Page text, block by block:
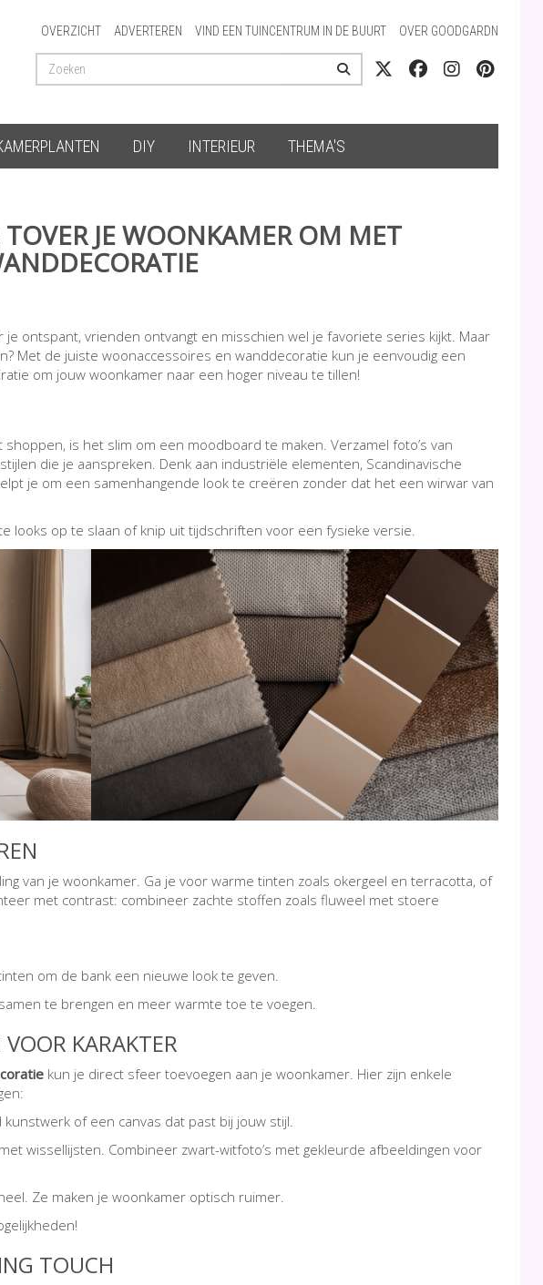
OVERZICHT ADVERTEREN VIND EEN TUINCENTRUM IN DE BUURT OVER GOODGARDN
DIY INTERIEUR THEMA'S
JE WOONKAMER OM MET
ontspant, vrienden ontvangt en misschien wel je favoriete series kijkt. Maar
Met de juiste woonaccessoires en wanddecoratie kun je eenvoudig een
om jouw woonkamer naar een hoger niveau te tillen!
is het slim om een moodboard te maken. Verzamel foto’s van
die je aanspreken. Denk aan industriële elementen, Scandinavische
je om een samenhangende look te creëren zonder dat het een wirwar van
looks op te slaan of knip uit tijdschriften voor een fysieke versie.
van je woonkamer. Ga je voor warme tinten zoals okergeel en terracotta, of
met contrast: combineer zachte stoffen zoals fluweel met stoere
om de bank een nieuwe look te geven.
te brengen en meer warmte toe te voegen.
KARAKTER
kun je direct sfeer toevoegen aan je woonkamer. Hier zijn enkele
of een canvas dat past bij jouw stijl.
wissellijsten. Combineer zwart-witfoto’s met gekleurde afbeeldingen voor
Ze maken je woonkamer optisch ruimer.
TOUCH